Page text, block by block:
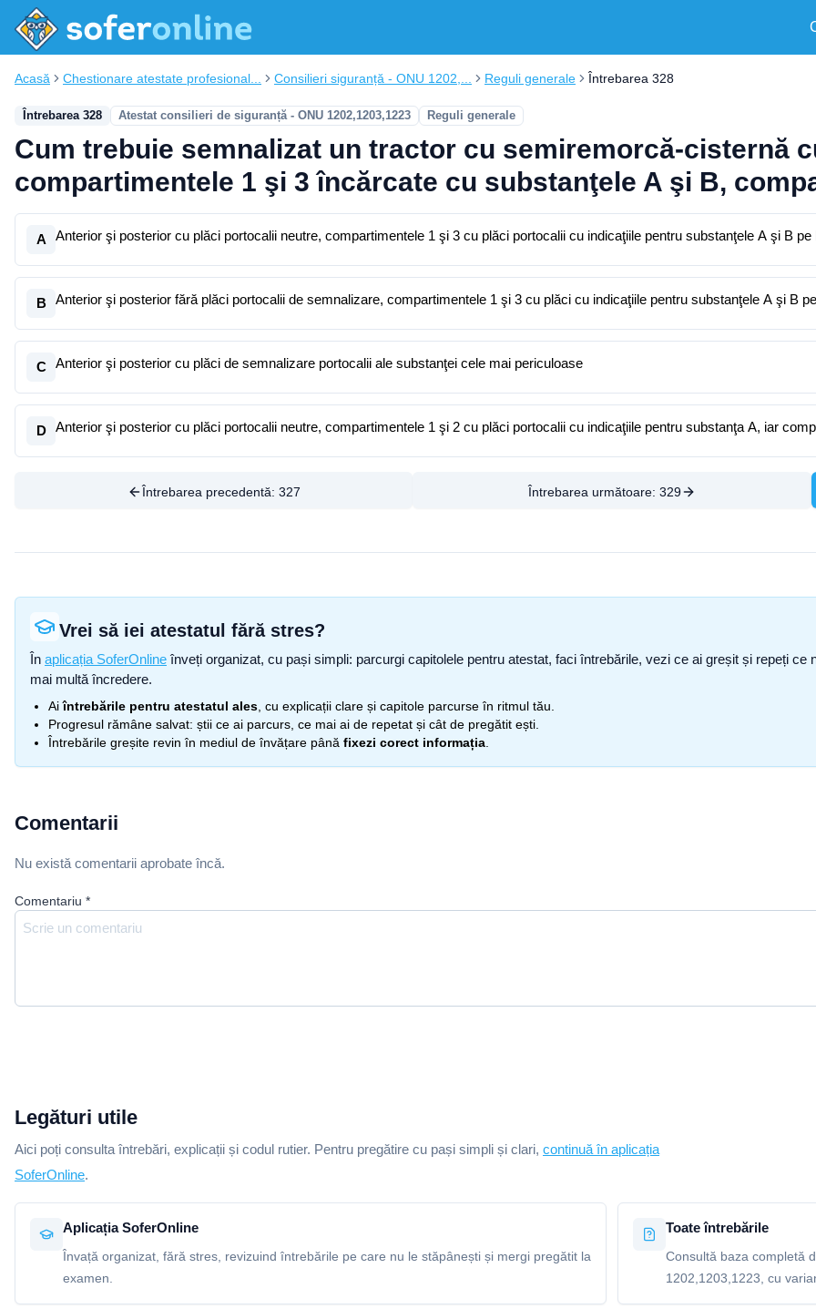
Acasă Chestionare atestate profesional... Consilieri siguranță - ONU 1202,... Reguli generale Întrebarea 328
Întrebarea 328 Atestat consilieri de siguranță - ONU 1202,1203,1223 Reguli generale
Cum trebuie semnalizat un tractor cu semiremorcă-cisternă
compartimentele 1 şi 3 încărcate cu substanţele A şi B,
A Anterior şi posterior cu plăci portocalii neutre, compartimentele 1 şi 3 cu plăci portocalii cu indicaţiile pentru substanţele A şi B
B Anterior şi posterior fără plăci portocalii de semnalizare, compartimentele 1 şi 3 cu plăci cu indicaţiile pentru substanţele A şi B
C Anterior şi posterior cu plăci de semnalizare portocalii ale substanţei cele mai periculoase
D Anterior şi posterior cu plăci portocalii neutre, compartimentele 1 şi 2 cu plăci portocalii cu indicaţiile pentru substanţa A, iar
Întrebarea precedentă: 327 Întrebarea următoare: 329
Vrei să iei atestatul fără stres?
În aplicația SoferOnline înveți organizat, cu pași simpli: parcurgi capitolele pentru atestat, faci întrebările, vezi ce ai greșit și repeți
mai multă încredere.
Aiîntrebările pentru atestatul ales , cu explicații clare și capitole parcurse în ritmul tău.
Progresul rămâne salvat: știi ce ai parcurs, ce mai ai de repetat și cât de pregătit ești.
Întrebările greșite revin în mediul de învățare până fixezi corect informația
Comentarii
Nu există comentarii aprobate încă.
Comentariu *
Legături utile
Aici poți consulta întrebări, explicații și codul rutier. Pentru pregătire cu pași simpli și clari, continuă în aplicația
SoferOnline.
Aplicația SoferOnline
Învață organizat, fără stres, revizuind întrebările pe care nu le stăpânești și mergi pregătit la
examen.
Toate întrebările
Consultă baza completă
1202,1203,1223, cu